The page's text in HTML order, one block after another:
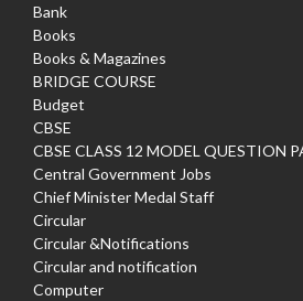
Bank
Books
Books & Magazines
BRIDGE COURSE
Budget
CBSE
CBSE CLASS 12 MODEL QUESTION
Central Government Jobs
Chief Minister Medal Staff
Circular
Circular &Notifications
Circular and notification
Computer